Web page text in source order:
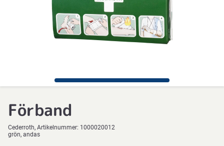
Förband
Cederroth Artikelnummer: 1000020012
grön, andas